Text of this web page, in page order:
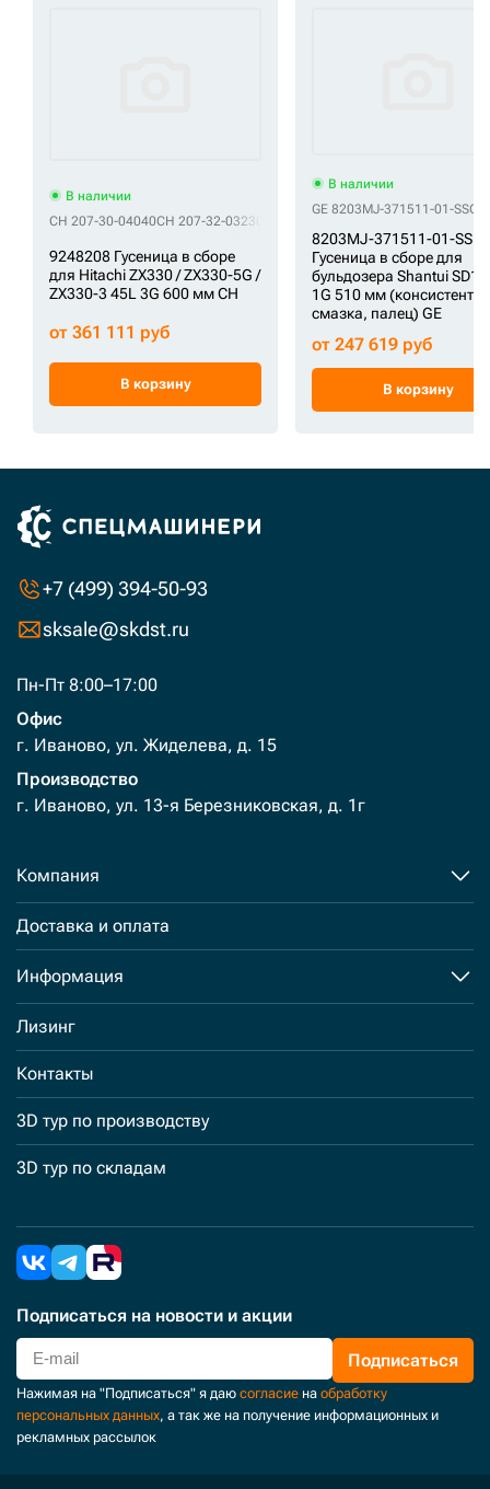
В наличии
CH 207-30-04040CH 207-32-03230
9248208 Гусеница в сборе
для Hitachi ZX330 / ZX330-5G /
ZX330-3 45L 3G 600 мм CH
от 361 111 руб
В корзину
В наличии
GE 8203MJ-371511-01-SS
8203MJ-371511-01-SS
Гусеница в сборе для
бульдозера Shantui
1G 510 мм
смазка, палец) GE
от 247 619 руб
В корзину
+7 (499) 394-50-93
sksale@skdst.ru
Пн-Пт 8:00–17:00
Офис
г. Иваново, ул. Жиделева, д. 15
Производство
г. Иваново, ул. 13-я Березниковская, д. 1г
Компания
Доставка и оплата
Информация
Лизинг
Контакты
3D тур по производству
3D тур по складам
Подписаться на новости и акции
Подписаться
Нажимая на "Подписаться" я даю согласие на обработку
персональных данных, а так же на получение информационных и
рекламных рассылок